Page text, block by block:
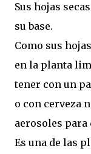
Sus hojas
su base.
Como sus
en la planta
tener con un
o con cerveza
aerosoles
Es una de las